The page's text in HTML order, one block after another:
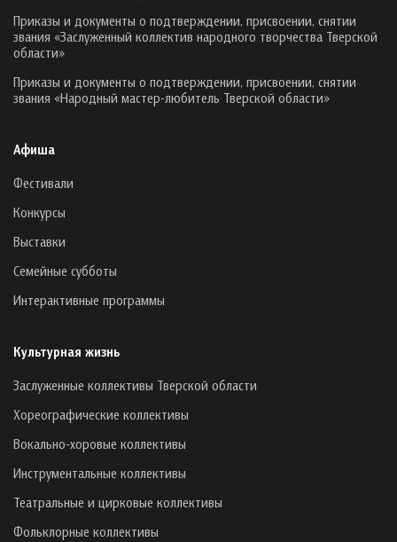
Приказы и документы о подтверждении, присвоении, снятии
звания «Заслуженный коллектив народного творчества Тверской
области»
Приказы и документы о подтверждении, присвоении, снятии
звания «Народный мастер-любитель Тверской области»
Афиша
Фестивали
Конкурсы
Выставки
Семейные субботы
Интерактивные программы
Культурная жизнь
Заслуженные коллективы Тверской области
Хореографические коллективы
Вокально-хоровые коллективы
Инструментальные коллективы
Театральные и цирковые коллективы
Фольклорные коллективы